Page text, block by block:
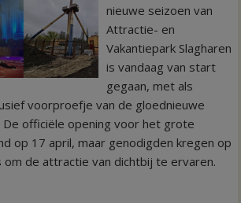
nieuwe seizoen van
Attractie- en
Vakantiepark Slagharen
is vandaag van start
gegaan, met als
voorproefje van de gloednieuwe
De officiële opening voor het grote
op 17 april, maar genodigden kregen op
om de attractie van dichtbij te ervaren.